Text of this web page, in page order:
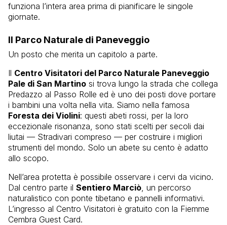
funziona l’intera area prima di pianificare le singole
giornate.
Il Parco Naturale di Paneveggio
Un posto che merita un capitolo a parte.
Il Centro Visitatori del Parco Naturale Paneveggio
Pale di San Martino si trova lungo la strada che collega
Predazzo al Passo Rolle ed è uno dei posti dove portare
i bambini una volta nella vita. Siamo nella famosa
Foresta dei Violini: questi abeti rossi, per la loro
eccezionale risonanza, sono stati scelti per secoli dai
liutai — Stradivari compreso — per costruire i migliori
strumenti del mondo. Solo un abete su cento è adatto
allo scopo.
Nell’area protetta è possibile osservare i cervi da vicino.
Dal centro parte il Sentiero Marciò , un percorso
naturalistico con ponte tibetano e pannelli informativi.
L’ingresso al Centro Visitatori è gratuito con la Fiemme
Cembra Guest Card.